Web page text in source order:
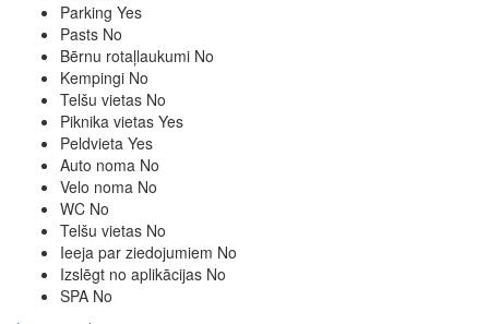
Parking Yes
Pasts No
Bērnu rotaļlaukumi No
Kempingi No
Telšu vietas No
Piknika vietas Yes
Peldvieta Yes
Auto noma No
Velo noma No
WC No
Telšu vietas No
Ieeja par ziedojumiem No
Izslēgt no aplikācijas No
SPA No